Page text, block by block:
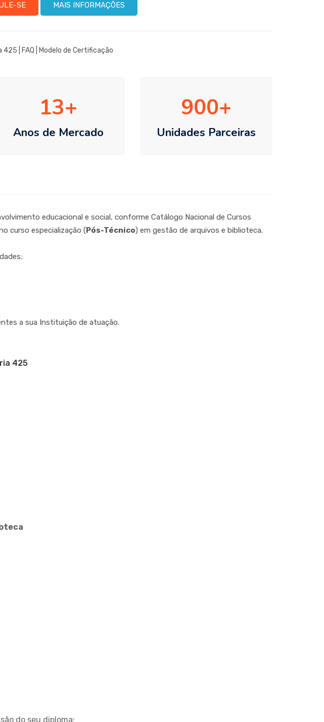
SE MAIS INFORMAÇÕES
425 | FAQ Modelo de Certificação
13
Anos de Mercado
900
Unidades Parceiras
educacional e social, conforme Catálogo Nacional de Cursos
curso especialização (Pós-Técnico) em gestão de arquivos e biblioteca.
a sua Instituição de atuação.
425
do seu diploma;